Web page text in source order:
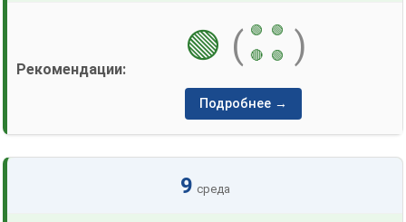
🟢 ( 🟢
🟢
🔴
🟢 )
Подробнее →
9 среда